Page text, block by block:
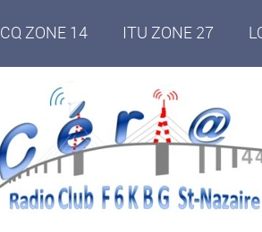
CQ ZONE 14 ITU ZONE 27